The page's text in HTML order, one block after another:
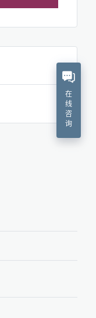
在
线
咨
询